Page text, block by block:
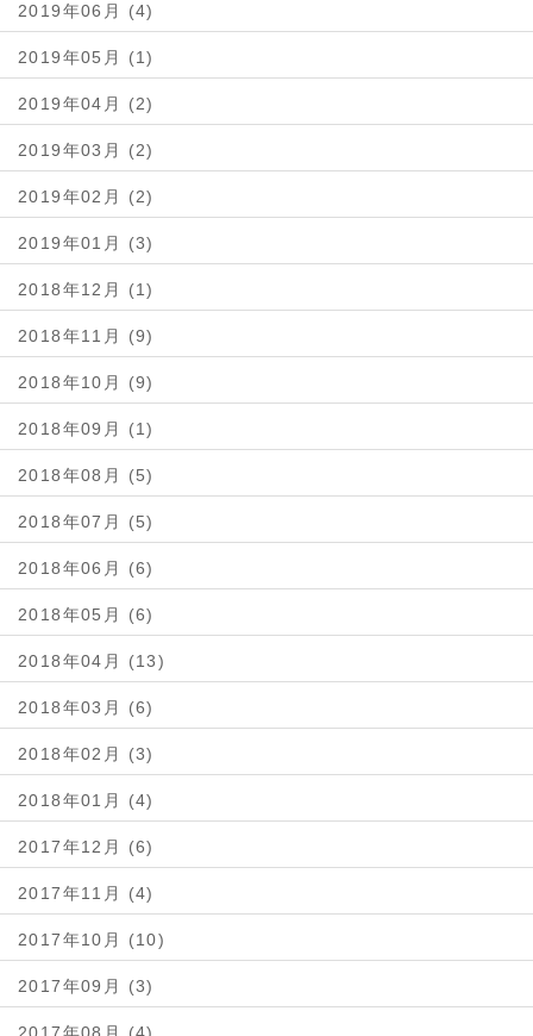
2019年06月 (4)
2019年05月 (1)
2019年04月 (2)
2019年03月 (2)
2019年02月 (2)
2019年01月 (3)
2018年12月 (1)
2018年11月 (9)
2018年10月 (9)
2018年09月 (1)
2018年08月 (5)
2018年07月 (5)
2018年06月 (6)
2018年05月 (6)
2018年04月 (13)
2018年03月 (6)
2018年02月 (3)
2018年01月 (4)
2017年12月 (6)
2017年11月 (4)
2017年10月 (10)
2017年09月 (3)